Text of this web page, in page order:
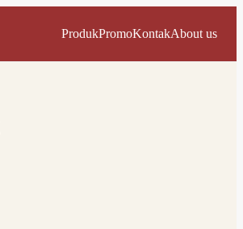
ProdukPromoKontakAbout us